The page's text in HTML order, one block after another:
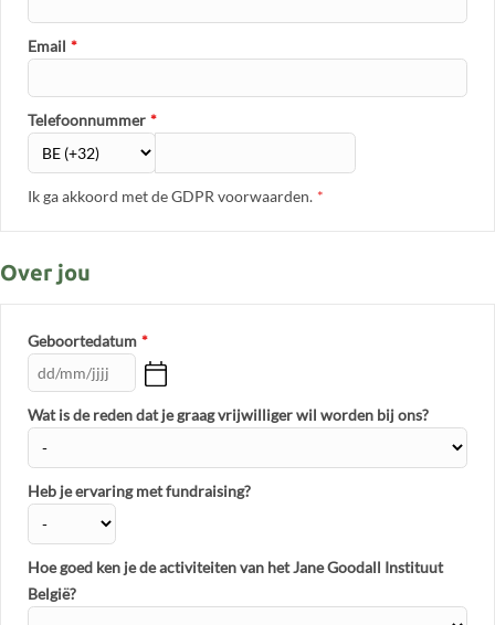
Email *
Telefoonnummer *
Ik ga akkoord met de GDPR voorwaarden. *
Over jou
Geboortedatum *
Wat is de reden dat je graag vrijwilliger wil worden bij ons?
Heb je ervaring met fundraising?
Hoe goed ken je de activiteiten van het Jane Goodall Instituut
België?